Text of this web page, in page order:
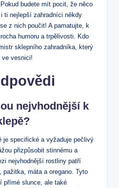
budete mít pocit, že něco
ti nejlepší zahradníci někdy
z nich poučit! A pamatujte,‍ k
humoru a trpělivosti. Kdo
sklepního zahradníka, který
vesnici!
nejvhodnější k
je specifické a‍ vyžaduje pečlivý
přizpůsobit stinnému a
nejvhodnější rostliny‌ patří
pažitka, máta a oregano. Tyto
přímé slunce, ale také​